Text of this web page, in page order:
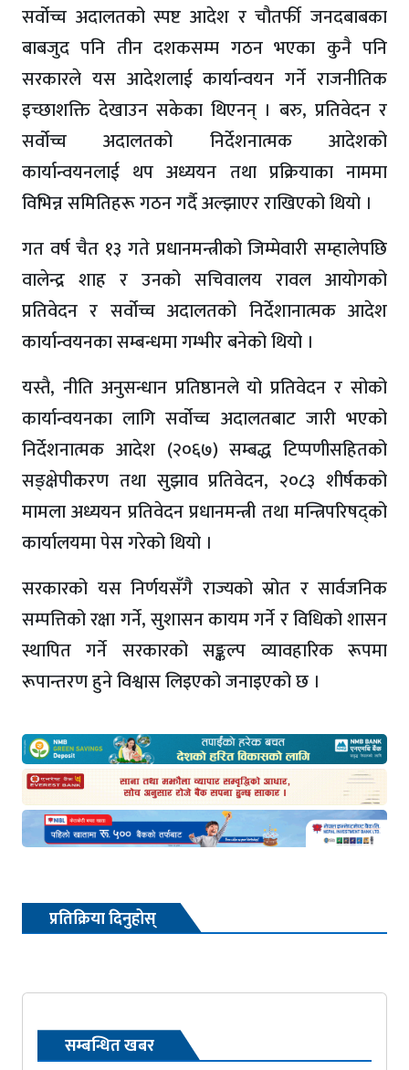
सर्वोच्च अदालतको स्पष्ट आदेश र चौतर्फी जनदबाबका
बाबजुद पनि तीन दशकसम्म गठन भएका कुनै पनि
सरकारले यस आदेशलाई कार्यान्वयन गर्ने राजनीतिक
इच्छाशक्ति देखाउन सकेका थिएनन् । बरु, प्रतिवेदन र
सर्वोच्च अदालतको निर्देशनात्मक आदेशको
कार्यान्वयनलाई थप अध्ययन तथा प्रक्रियाका नाममा
विभिन्न समितिहरू गठन गर्दै अल्झाएर राखिएको थियो ।
गत वर्ष चैत १३ गते प्रधानमन्त्रीको जिम्मेवारी सम्हालेपछि
वालेन्द्र शाह र उनको सचिवालय रावल आयोगको
प्रतिवेदन र सर्वोच्च अदालतको निर्देशानात्मक आदेश
कार्यान्वयनका सम्बन्धमा गम्भीर बनेको थियो ।
यस्तै, नीति अनुसन्धान प्रतिष्ठानले यो प्रतिवेदन र सोको
कार्यान्वयनका लागि सर्वोच्च अदालतबाट जारी भएको
निर्देशनात्मक आदेश (२०६७) सम्बद्ध टिप्पणीसहितको
सङ्क्षेपीकरण तथा सुझाव प्रतिवेदन, २०८३ शीर्षकको
मामला अध्ययन प्रतिवेदन प्रधानमन्त्री तथा मन्त्रिपरिषद्को
कार्यालयमा पेस गरेको थियो ।
सरकारको यस निर्णयसँगै राज्यको स्रोत र सार्वजनिक
सम्पत्तिको रक्षा गर्ने, सुशासन कायम गर्ने र विधिको शासन
स्थापित गर्ने सरकारको सङ्कल्प व्यावहारिक रूपमा
रूपान्तरण हुने विश्वास लिइएको जनाइएको छ ।
प्रतिक्रिया दिनुहोस्
सम्बन्धित खबर